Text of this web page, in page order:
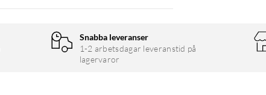
Snabba leveranser
1-2 arbetsdagar leveranstid på
lagervaror